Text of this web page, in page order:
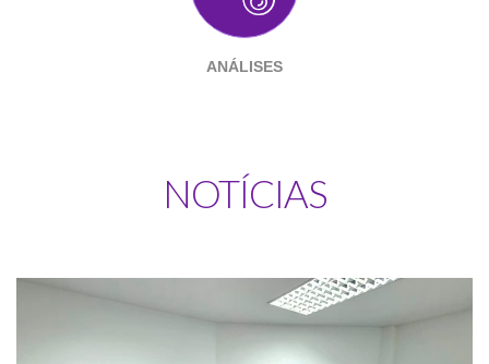
Análises
Notícias